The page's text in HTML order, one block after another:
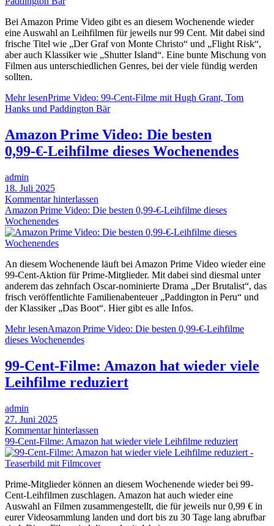
Bei Amazon Prime Video gibt es an diesem Wochenende wieder
eine Auswahl an Leihfilmen für jeweils nur 99 Cent. Mit dabei sind
frische Titel wie „Der Graf von Monte Christo“ und „Flight Risk“,
aber auch Klassiker wie „Shutter Island“. Eine bunte Mischung von
Filmen aus unterschiedlichen Genres, bei der viele fündig werden
sollten.
Mehr lesenPrime Video: 99-Cent-Filme mit Hugh Grant, Tom
Hanks und Paddington Bär
Amazon Prime Video: Die besten
0,99‑€‑Leihfilme dieses Wochenendes
admin
18. Juli 2025
Kommentar hinterlassen
Amazon Prime Video: Die besten 0,99‑€‑Leihfilme dieses
Wochenendes
An diesem Wochenende läuft bei Amazon Prime Video wieder eine
99-Cent-Aktion für Prime-Mitglieder. Mit dabei sind diesmal unter
anderem das zehnfach Oscar‑nominierte Drama „Der Brutalist“, das
frisch veröffentlichte Familienabenteuer „Paddington in Peru“ und
der Klassiker „Das Boot“. Hier gibt es alle Infos.
Mehr lesenAmazon Prime Video: Die besten 0,99‑€‑Leihfilme
dieses Wochenendes
99-Cent-Filme: Amazon hat wieder viele
Leihfilme reduziert
admin
27. Juni 2025
Kommentar hinterlassen
99-Cent-Filme: Amazon hat wieder viele Leihfilme reduziert
Prime-Mitglieder können an diesem Wochenende wieder bei 99-
Cent-Leihfilmen zuschlagen. Amazon hat auch wieder eine
Auswahl an Filmen zusammengestellt, die für jeweils nur 0,99 € in
eurer Videosammlung landen und dort bis zu 30 Tage lang abrufbar